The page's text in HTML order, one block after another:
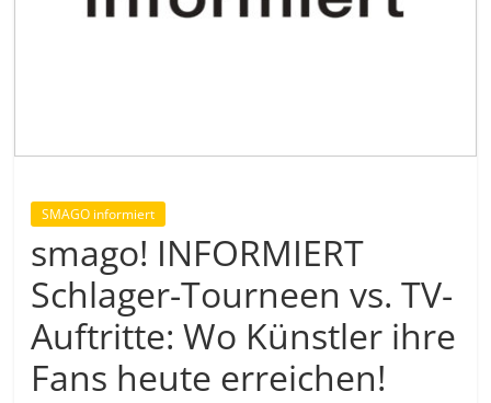
SMAGO informiert
smago! INFORMIERT
Schlager-Tourneen vs. TV-
Auftritte: Wo Künstler ihre
Fans heute erreichen!